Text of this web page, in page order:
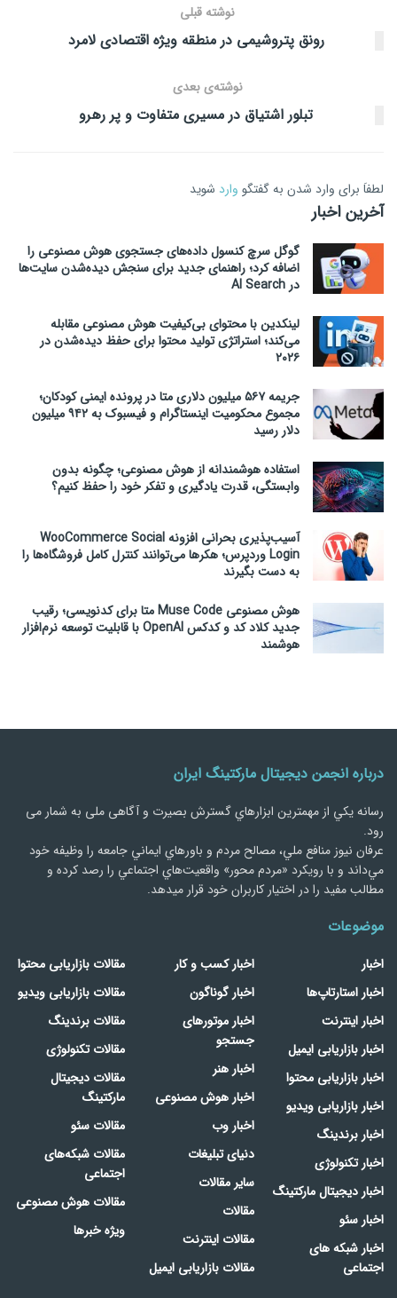
نوشته قبلی
رونق پتروشیمی در منطقه ویژه اقتصادی لامرد
نوشته‌ی بعدی
تبلور اشتیاق در مسیری متفاوت و پر رهرو
لطفاَ برای وارد شدن به گفتگو وارد شوید
آخرین اخبار
گوگل سرچ کنسول داده‌های جستجوی هوش مصنوعی را
اضافه کرد؛ راهنمای جدید برای سنجش دیده‌شدن سایت‌ها
در AI Search
لینکدین با محتوای بی‌کیفیت هوش مصنوعی مقابله
می‌کند؛ استراتژی تولید محتوا برای حفظ دیده‌شدن در
۲۰۲۶
جریمه ۵۶۷ میلیون دلاری متا در پرونده ایمنی کودکان؛
مجموع محکومیت اینستاگرام و فیسبوک به ۹۴۲ میلیون
دلار رسید
استفاده هوشمندانه از هوش مصنوعی؛ چگونه بدون
وابستگی، قدرت یادگیری و تفکر خود را حفظ کنیم؟
آسیب‌پذیری بحرانی افزونه WooCommerce Social
Login وردپرس؛ هکرها می‌توانند کنترل کامل فروشگاه‌ها را
به دست بگیرند
هوش مصنوعی Muse Code متا برای کدنویسی؛ رقیب
جدید کلاد کد و کدکس OpenAI با قابلیت توسعه نرم‌افزار
هوشمند
درباره انجمن دیجیتال مارکتینگ ایران
رسانه يكي از مهمترین ابزارهاي گسترش بصیرت و آگاهی ملی به شمار می
رود.
عرفان نیوز منافع ملي، مصالح مردم و باورهاي ايماني جامعه را وظيفه خود
مي‌داند و با رويكرد «مردم‌ محور» واقعيت‌هاي اجتماعي را رصد کرده و
مطالب مفید را در اختیار کاربران خود قرار میدهد.
موضوعات
اخبار
اخبار استارتاپ‌ها
اخبار اینترنت
اخبار بازاریابی ایمیل
اخبار بازاریابی محتوا
اخبار بازاریابی ویدیو
اخبار برندینگ
اخبار تکنولوژی
اخبار دیجیتال مارکتینگ
اخبار سئو
اخبار شبکه های
اجتماعی
اخبار کسب و کار
اخبار گوناگون
اخبار موتورهای
جستجو
اخبار هنر
اخبار هوش مصنوعی
اخبار وب
دنیای تبلیغات
سایر مقالات
مقالات
مقالات اینترنت
مقالات بازاریابی ایمیل
مقالات بازاریابی محتوا
مقالات بازاریابی ویدیو
مقالات برندینگ
مقالات تکنولوژی
مقالات دیجیتال
مارکتینگ
مقالات سئو
مقالات شبکه‌های
اجتماعی
مقالات هوش مصنوعی
ویژه خبرها